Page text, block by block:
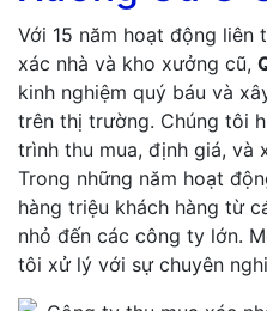
Với 15 năm hoạt động
xác nhà và kho xưởng cũ,
kinh nghiệm quý báu và
trên thị trường. Chúng tôi
trình thu mua, định giá, và
Trong những năm hoạt
hàng triệu khách hàng từ
nhỏ đến các công ty lớn.
tôi xử lý với sự chuyên